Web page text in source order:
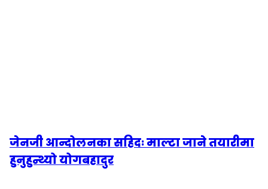
जेनजी आन्दोलनका सहिदः माल्टा जाने तयारीमा
हुनुहुन्थ्यो योगबहादुर